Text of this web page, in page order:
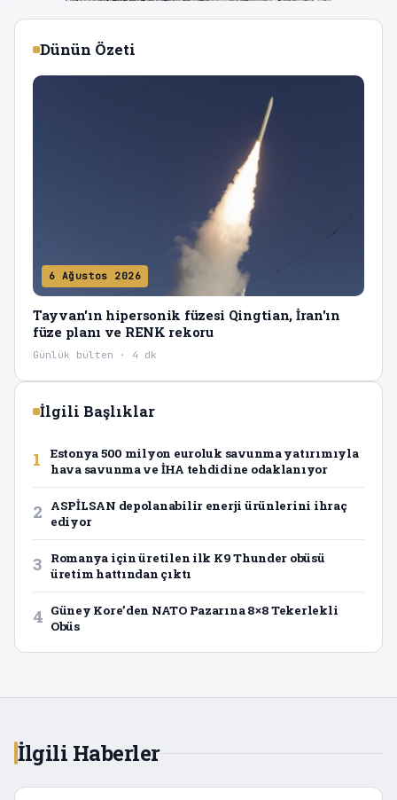
Dünün Özeti
6 Ağustos 2026
Tayvan'ın hipersonik füzesi Qingtian, İran'ın
füze planı ve RENK rekoru
Günlük bülten · 4 dk
İlgili Başlıklar
1
Estonya 500 milyon euroluk savunma yatırımıyla
hava savunma ve İHA tehdidine odaklanıyor
2
ASPİLSAN depolanabilir enerji ürünlerini ihraç
ediyor
3
Romanya için üretilen ilk K9 Thunder obüsü
üretim hattından çıktı
4 Güney Kore’den NATO Pazarına 8×8 Tekerlekli
Obüs
İlgili Haberler